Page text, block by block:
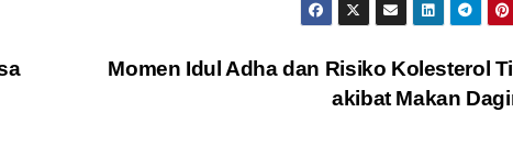
Momen Idul Adha dan Risiko Kolesterol
akibat Makan